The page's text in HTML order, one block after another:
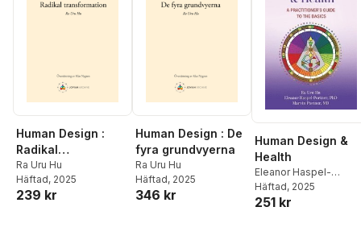
Human Design :
Radikal
transformation
Ra Uru Hu
Häftad, 2025
239 kr
Human Design : De
fyra grundvyerna
Ra Uru Hu
Häftad, 2025
346 kr
Human Design &
Health
Eleanor Haspel-
Portner ,Ra Uru Hu
Marvin Portner
Häftad, 2025
251 kr